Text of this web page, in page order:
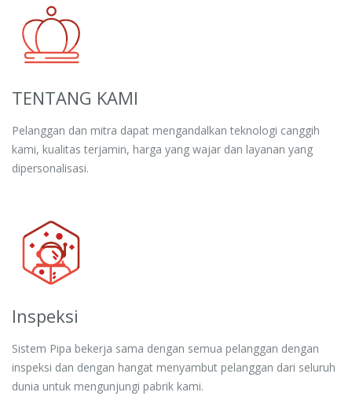
TENTANG KAMI
Pelanggan dan mitra dapat mengandalkan teknologi canggih
kami, kualitas terjamin, harga yang wajar dan layanan yang
dipersonalisasi.
Inspeksi
Sistem Pipa bekerja sama dengan semua pelanggan dengan
inspeksi dan dengan hangat menyambut pelanggan dari seluruh
dunia untuk mengunjungi pabrik kami.